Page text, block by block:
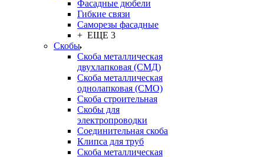
Фасадные дюбели
Гибкие связи
Саморезы фасадные
+ ЕЩЕ 3
Скобы
Скоба металлическая
двухлапковая (СМД)
Скоба металлическая
однолапковая (СМО)
Скоба строительная
Скобы для
электропроводки
Соединительная скоба
Клипса для труб
Скоба металлическая